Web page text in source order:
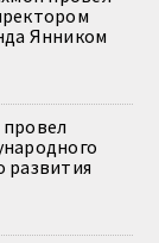
Янником
развития